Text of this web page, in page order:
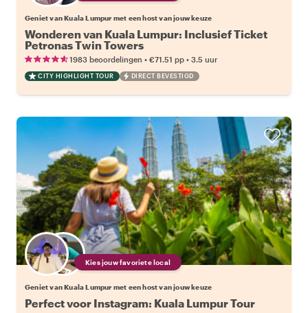
Geniet van Kuala Lumpur met een host van jouw keuze
Wonderen van Kuala Lumpur: Inclusief Ticket
Petronas Twin Towers
1983 beoordelingen • €71.51 pp • 3.5 uur
CITY HIGHLIGHT TOUR DIRECT BEVESTIGD
Kies jouw favoriete local
Geniet van Kuala Lumpur met een host van jouw keuze
Perfect voor Instagram: Kuala Lumpur Tour